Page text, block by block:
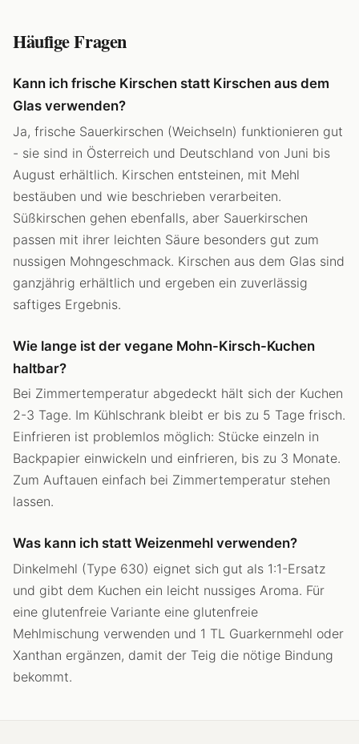
Häufige Fragen
Kann ich frische Kirschen statt Kirschen aus dem
Glas verwenden?
Ja, frische Sauerkirschen (Weichseln) funktionieren gut
- sie sind in Österreich und Deutschland von Juni bis
August erhältlich. Kirschen entsteinen, mit Mehl
bestäuben und wie beschrieben verarbeiten.
Süßkirschen gehen ebenfalls, aber Sauerkirschen
passen mit ihrer leichten Säure besonders gut zum
nussigen Mohngeschmack. Kirschen aus dem Glas sind
ganzjährig erhältlich und ergeben ein zuverlässig
saftiges Ergebnis.
Wie lange ist der vegane Mohn-Kirsch-Kuchen
haltbar?
Bei Zimmertemperatur abgedeckt hält sich der Kuchen
2-3 Tage. Im Kühlschrank bleibt er bis zu 5 Tage frisch.
Einfrieren ist problemlos möglich: Stücke einzeln in
Backpapier einwickeln und einfrieren, bis zu 3 Monate.
Zum Auftauen einfach bei Zimmertemperatur stehen
lassen.
Was kann ich statt Weizenmehl verwenden?
Dinkelmehl (Type 630) eignet sich gut als 1:1-Ersatz
und gibt dem Kuchen ein leicht nussiges Aroma. Für
eine glutenfreie Variante eine glutenfreie
Mehlmischung verwenden und 1 TL Guarkernmehl oder
Xanthan ergänzen, damit der Teig die nötige Bindung
bekommt.